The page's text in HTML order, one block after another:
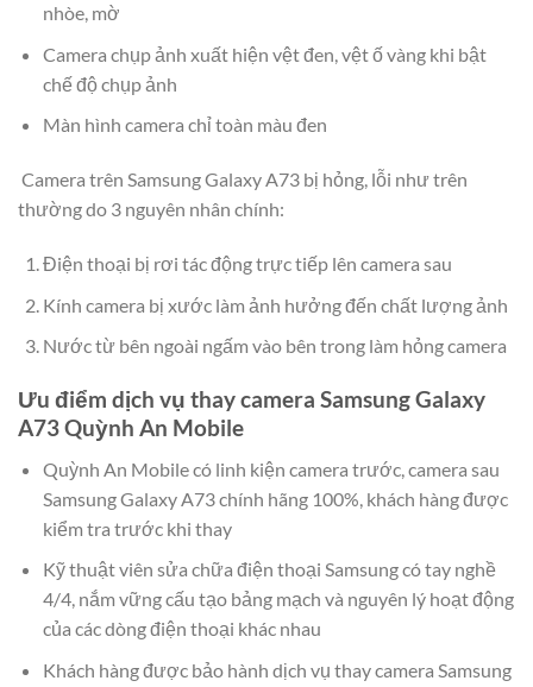
nhòe, mờ
Camera chụp ảnh xuất hiện vệt đen, vệt ố vàng khi bật
chế độ chụp ảnh
Màn hình camera chỉ toàn màu đen
Camera trên Samsung Galaxy A73 bị hỏng, lỗi như trên
thường do 3 nguyên nhân chính:
Điện thoại bị rơi tác động trực tiếp lên camera sau
Kính camera bị xước làm ảnh hưởng đến chất lượng ảnh
Nước từ bên ngoài ngấm vào bên trong làm hỏng camera
Ưu điểm dịch vụ thay camera Samsung Galaxy
A73 Quỳnh An Mobile
Quỳnh An Mobile có linh kiện camera trước, camera sau
Samsung Galaxy A73 chính hãng 100%, khách hàng được
kiểm tra trước khi thay
Kỹ thuật viên sửa chữa điện thoại Samsung có tay nghề
4/4, nắm vững cấu tạo bảng mạch và nguyên lý hoạt động
của các dòng điện thoại khác nhau
Khách hàng được bảo hành dịch vụ thay camera Samsung